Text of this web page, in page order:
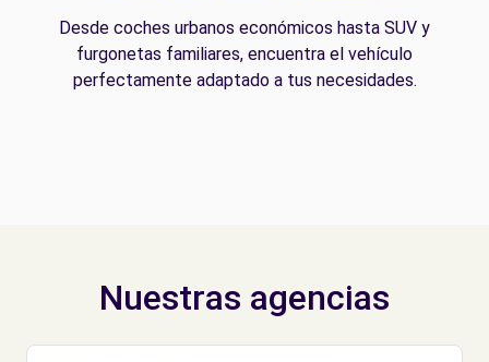
Desde coches urbanos económicos hasta SUV y
furgonetas familiares, encuentra el vehículo
perfectamente adaptado a tus necesidades.
Nuestras agencias